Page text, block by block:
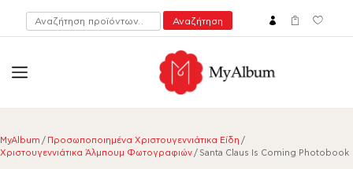
Αναζήτηση
για:
Αναζήτηση
open
MyAlbum / Προσωποποιημένα Χριστουγεννιάτικα Είδη /
Χριστουγεννιάτικα Άλμπουμ Φωτογραφιών / Santa Claus Is Coming Photobook